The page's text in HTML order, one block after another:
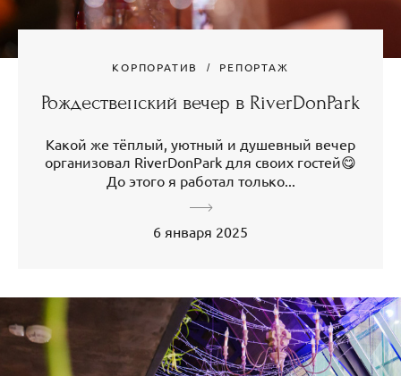
КОРПОРАТИВ РЕПОРТАЖ
Рождественский вечер в RiverDonPark
Какой же тёплый, уютный и душевный вечер
организовал RiverDonPark для своих гостей😋
До этого я работал только...
6 января 2025